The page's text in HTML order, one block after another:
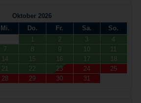
Oktober 2026
Mi. Do. Fr. Sa.
So.
1
2 3
4
7 8 9 10
11
14 15 16 17
18
21 22 23 24
25
28 29 30 31